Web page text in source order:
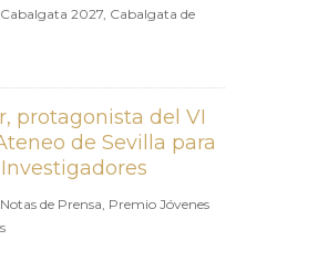
Cabalgata 2027, Cabalgata de
protagonista del VI
de Sevilla para
Notas de Prensa, Premio Jóvenes